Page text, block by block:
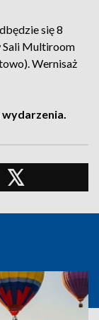
się 8
Sali Multiroom
Wernisaż